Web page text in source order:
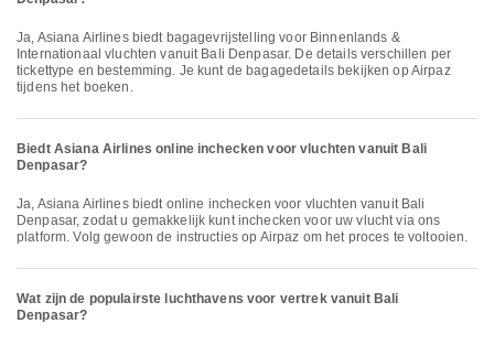
Ja, Asiana Airlines biedt bagagevrijstelling voor Binnenlands &
Internationaal vluchten vanuit Bali Denpasar. De details verschillen per
tickettype en bestemming. Je kunt de bagagedetails bekijken op Airpaz
tijdens het boeken.
Biedt Asiana Airlines online inchecken voor vluchten vanuit Bali
Denpasar?
Ja, Asiana Airlines biedt online inchecken voor vluchten vanuit Bali
Denpasar, zodat u gemakkelijk kunt inchecken voor uw vlucht via ons
platform. Volg gewoon de instructies op Airpaz om het proces te voltooien.
Wat zijn de populairste luchthavens voor vertrek vanuit Bali
Denpasar?